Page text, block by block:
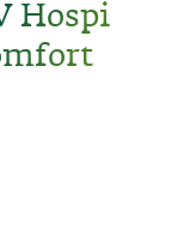
Hospi